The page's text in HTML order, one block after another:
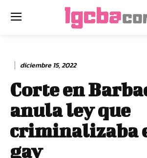
diciembre 15, 2022
Corte en
anula ley que
criminalizaba
gay